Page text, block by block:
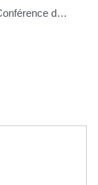
Note de la Présidence de la Conférence des Représentants des Gouvernements des Etats membres transmettant aux délégations un document de travail pour la réunion des points de contact du 04/05/2004 à Dublin (extrait)